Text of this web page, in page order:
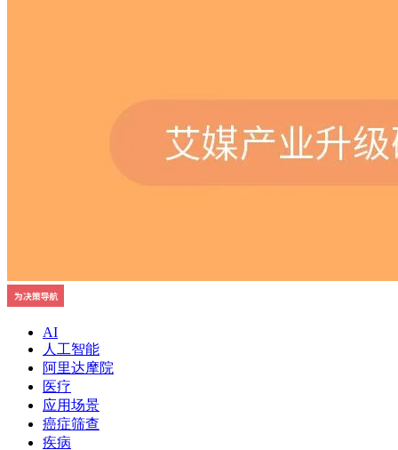
AI
人工智能
阿里达摩院
医疗
应用场景
癌症筛查
疾病